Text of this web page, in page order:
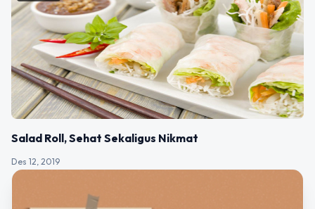
Salad Roll, Sehat Sekaligus Nikmat
Des 12, 2019